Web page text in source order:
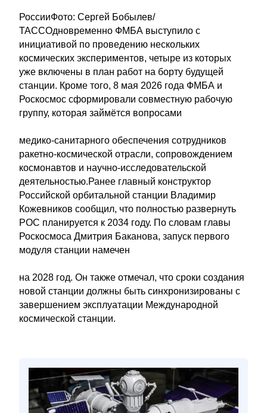
РоссииФото: Сергей Бобылев/
ТАССОдновременно ФМБА выступило с
инициативой по проведению нескольких
космических экспериментов, четыре из которых
уже включены в план работ на борту будущей
станции. Кроме того, 8 мая 2026 года ФМБА и
Роскосмос сформировали совместную рабочую
группу, которая займётся вопросами
медико-санитарного обеспечения сотрудников
ракетно-космической отрасли, сопровождением
космонавтов и научно-исследовательской
деятельностью.Ранее главный конструктор
Российской орбитальной станции Владимир
Кожевников сообщил, что полностью развернуть
РОС планируется к 2034 году. По словам главы
Роскосмоса Дмитрия Баканова, запуск первого
модуля станции намечен
на 2028 год. Он также отмечал, что сроки создания
новой станции должны быть синхронизированы с
завершением эксплуатации Международной
космической станции.